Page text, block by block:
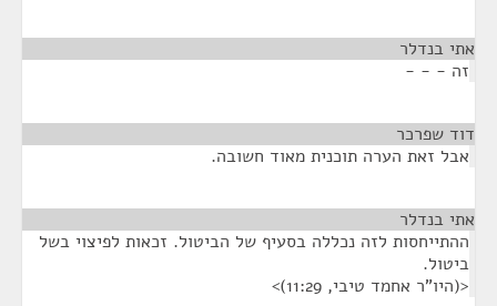
אתי בנדלר
זה - - -
דוד שפרכר
אבל זאת הערה תוכנית מאוד חשובה.
אתי בנדלר
ההתייחסות לזה נכללה בסעיף של הביטול. זכאות לפיצוי בשל
ביטול.
<(היו"ר אחמד טיבי, 11:29)>